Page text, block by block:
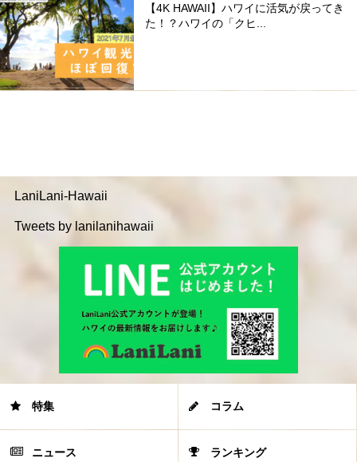
【4K HAWAII】ハワイに活気が戻ってき
た！？ハワイの「クヒ...
LaniLani-Hawaii
Tweets by lanilanihawaii
特集 コラム
ニュース ランキング